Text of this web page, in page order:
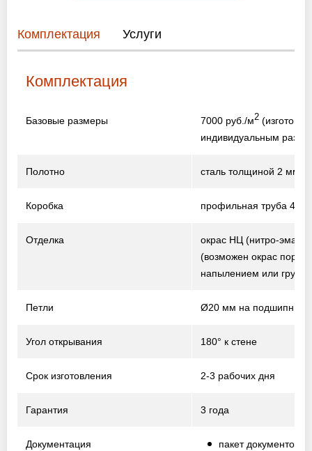
Комплектация Услуги
Комплектация
Базовые размеры 7000 руб./м2
индивидуальным
Полотно сталь толщиной 2 мм
Коробка профильная труба
Отделка
окрас НЦ (нитро-эмаль)
(возможен окрас
напылением или
Петли Ø20 мм на
Угол открывания 180° к стене
Срок изготовления 2-3 рабочих дня
Гарантия 3 года
Документация
пакет документов